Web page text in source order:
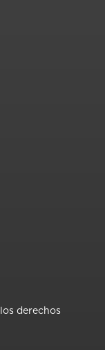
derechos